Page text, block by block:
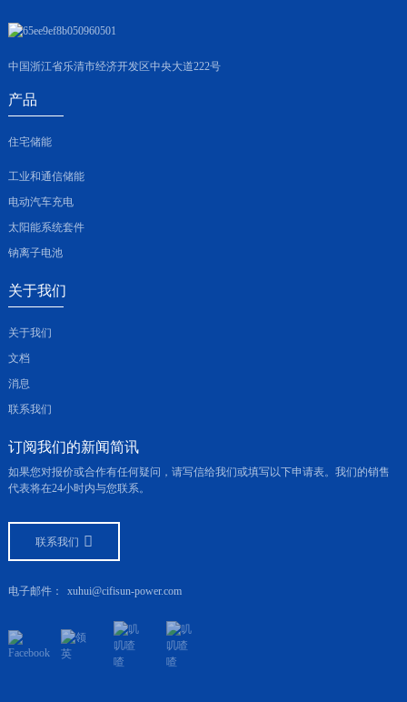
中国浙江省乐清市经济开发区中央大道222号
产品
住宅储能
工业和通信储能
电动汽车充电
太阳能系统套件
钠离子电池
关于我们
关于我们
文档
消息
联系我们
订阅我们的新闻简讯
如果您对报价或合作有任何疑问，请写信给我们或填写以下申请表。我们的销售
代表将在24小时内与您联系。
联系我们
电子邮件： xuhui@cifisun-power.com